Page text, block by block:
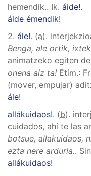
hemendik.. Ik. áide!.
álde émendik!
2. ále!. (a).
Benga, ale ortik,
animatzeko egiten
onena aiz ta! Etim.:
(mover, empujar)
ále!
allákuidaos!. (b).
cuidados, ahí te las
botsue, allakuidaos,
ezta nere arduria..
allákuidaos!